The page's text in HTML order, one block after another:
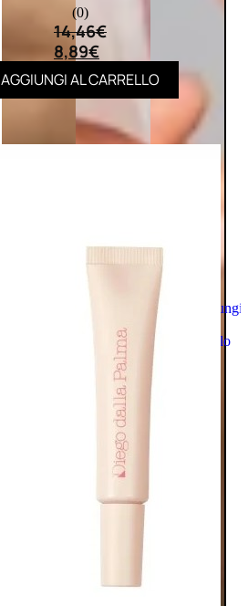
Aggiungi
carrello
(0)
14,46€
8,89€
AGGIUNGI AL CARRELLO